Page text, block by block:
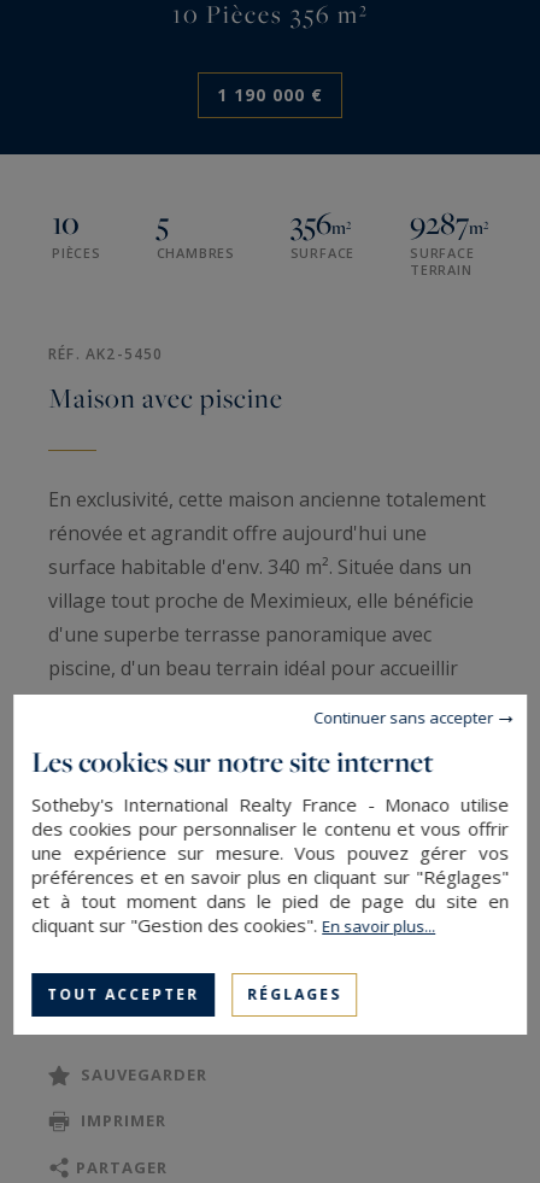
10 Pièces 356 m²
1 190 000 €
10
PIÈCES
5
CHAMBRES
356m²
SURFACE
9287m²
SURFACE
TERRAIN
RÉF. AK2-5450
Maison avec piscine
En exclusivité, cette maison ancienne totalement
rénovée et agrandit offre aujourd'hui une
surface habitable d'env. 340 m². Située dans un
village tout proche de Meximieux, elle bénéficie
d'une superbe terrasse panoramique avec
piscine, d'un beau terrain idéal pour accueillir
des animaux. Distribution généreuse avec grand
cuisine, salon avec cheminée, salon bibliothèque,
5 chambres dont une master suite
impressionnante avec salle de bains et dressing.
La maison bénéficie d'une buanderie, d'une salle
de sport, d'une cave et de deux garages pouvant
accueillir 6 véhicules, ainsi que préau et
dépendances. Plus d'informations sur demande
SAUVEGARDER
IMPRIMER
PARTAGER
Les cookies sur notre site internet
Sotheby's International Realty France - Monaco utilise
des cookies pour personnaliser le contenu et vous offrir
une expérience sur mesure. Vous pouvez gérer vos
préférences et en savoir plus en cliquant sur "Réglages"
et à tout moment dans le pied de page du site en
cliquant sur "Gestion des cookies".En savoir plus...
TOUT ACCEPTER RÉGLAGES
Continuer sans accepter